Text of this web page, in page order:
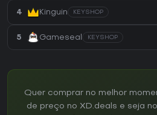
4 Kinguin KEYSHOP
5 Gameseal KEYSHOP
Quer comprar no melhor
de preço no XD.deals e seja